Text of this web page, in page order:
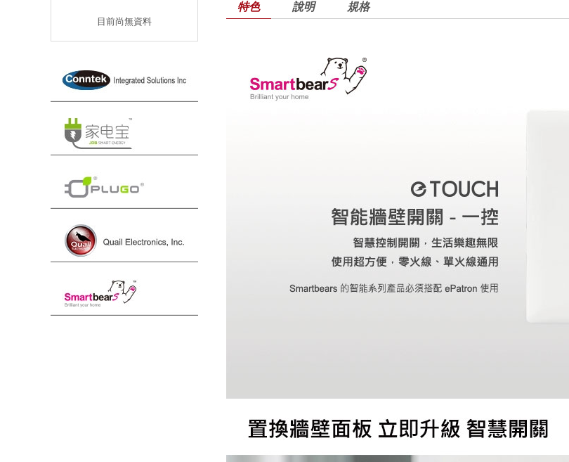
目前尚無資料
特色 說明 規格